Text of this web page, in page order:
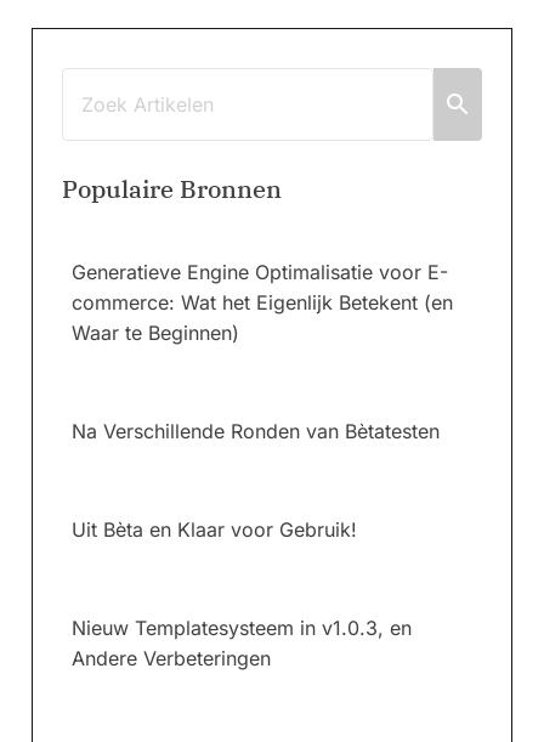
Populaire Bronnen
Generatieve Engine Optimalisatie voor E-
commerce: Wat het Eigenlijk Betekent (en
Waar te Beginnen)
Na Verschillende Ronden van Bètatesten
Uit Bèta en Klaar voor Gebruik!
Nieuw Templatesysteem in v1.0.3, en
Andere Verbeteringen